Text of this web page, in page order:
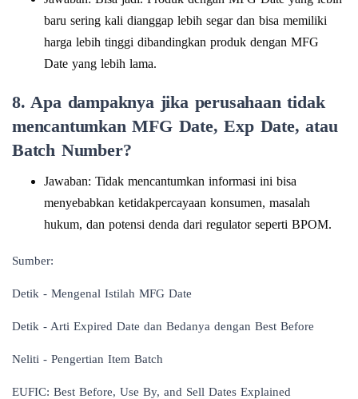
baru sering kali dianggap lebih segar dan bisa memiliki
harga lebih tinggi dibandingkan produk dengan MFG
Date yang lebih lama.
8. Apa dampaknya jika perusahaan tidak
mencantumkan MFG Date, Exp Date, atau
Batch Number?
Jawaban: Tidak mencantumkan informasi ini bisa
menyebabkan ketidakpercayaan konsumen, masalah
hukum, dan potensi denda dari regulator seperti BPOM.
Sumber:
Detik - Mengenal Istilah MFG Date
Detik - Arti Expired Date dan Bedanya dengan Best Before
Neliti - Pengertian Item Batch
EUFIC: Best Before, Use By, and Sell Dates Explained